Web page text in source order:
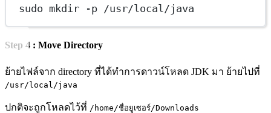
sudo mkdir -p /usr/local/java
Step 4 : Move Directory
ย้ายไฟล์จาก directory ที่ได้ทำการดาวน์โหลด JDK มา ย้ายไปที่
/usr/local/java
ปกติจะถูกโหลดไว้ที่ /home/ชื่อยูเซอร์/Downloads